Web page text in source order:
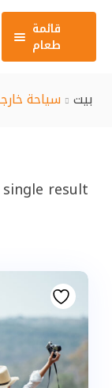
قائمة
طعام
بيت سياحة
result